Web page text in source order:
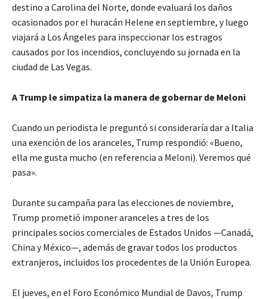
destino a Carolina del Norte, donde evaluará los daños
ocasionados por el huracán Helene en septiembre, y luego
viajará a Los Ángeles para inspeccionar los estragos
causados por los incendios, concluyendo su jornada en la
ciudad de Las Vegas.
A Trump le simpatiza la manera de gobernar de Meloni
Cuando un periodista le preguntó si consideraría dar a Italia
una exención de los aranceles, Trump respondió: «Bueno,
ella me gusta mucho (en referencia a Meloni). Veremos qué
pasa».
Durante su campaña para las elecciones de noviembre,
Trump prometió imponer aranceles a tres de los
principales socios comerciales de Estados Unidos —Canadá,
China y México—, además de gravar todos los productos
extranjeros, incluidos los procedentes de la Unión Europea.
El jueves, en el Foro Económico Mundial de Davos, Trump